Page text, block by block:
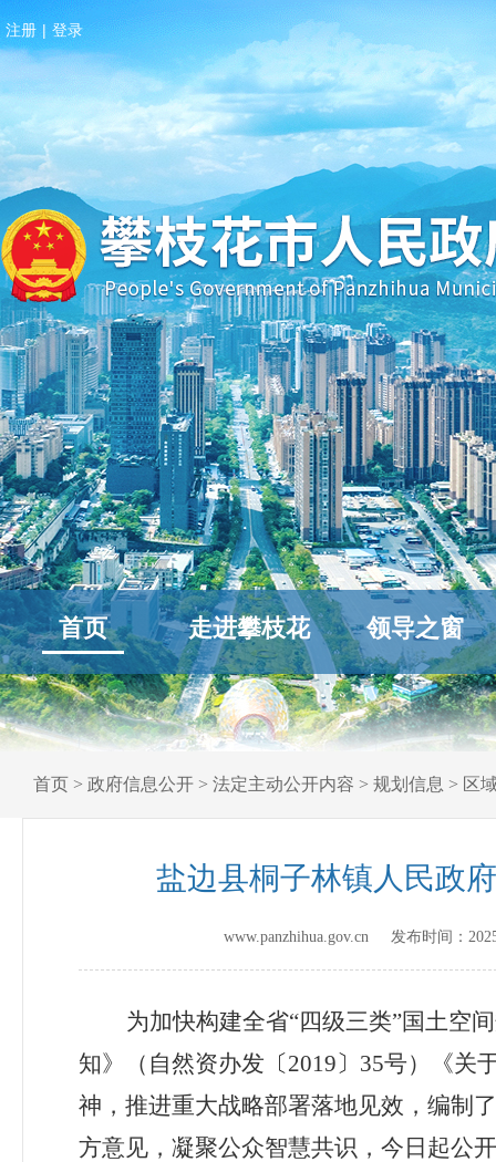
注册 | 登录
首页 走进攀枝花 领导之窗
首页 > 政府信息公开 > 法定主动公开内容 > 规划信息 > 区
盐边县桐子林镇人民政
www.panzhihua.gov.cn 发布时间：
为加快构建全省“四级三类”国土空
知》
（ 自然资办发 〔2019〕 35号）
《关
神，推进重大战略部署落地见效，编制
方意见，凝聚公众智慧共识，今日起公